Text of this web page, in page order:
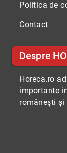
Politica de
Contact
Despre
Horeca.ro
importante
româneşti